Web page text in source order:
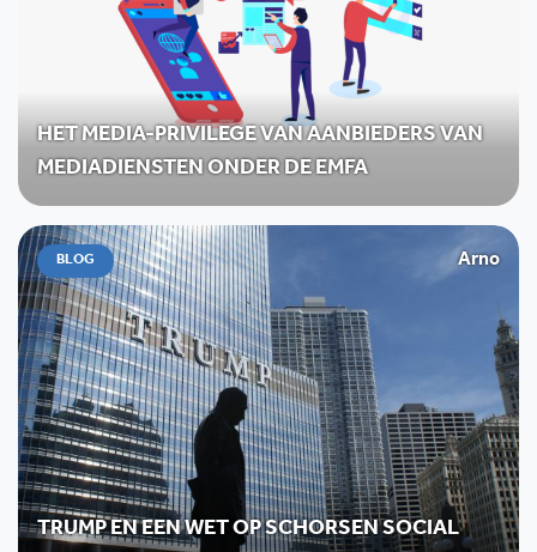
HET MEDIA-PRIVILEGE VAN AANBIEDERS VAN
MEDIADIENSTEN ONDER DE EMFA
BLOG Arno
TRUMP EN EEN WET OP SCHORSEN SOCIAL